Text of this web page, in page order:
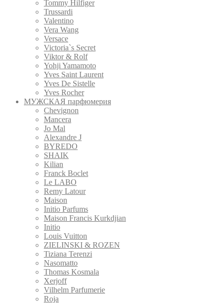
Tommy Hilfiger
Trussardi
Valentino
Vera Wang
Versace
Victoria`s Secret
Viktor & Rolf
Yohji Yamamoto
Yves Saint Laurent
Yves De Sistelle
Yves Rocher
МУЖСКАЯ парфюмерия
Chevignon
Mancera
Jo Mal
Alexandre J
BYREDO
SHAIK
Kilian
Franck Boclet
Le LABO
Remy Latour
Maison
Initio Parfums
Maison Francis Kurkdjian
Initio
Louis Vuitton
ZIELINSKI & ROZEN
Tiziana Terenzi
Nasomatto
Thomas Kosmala
Xerjoff
Vilhelm Parfumerie
Roja